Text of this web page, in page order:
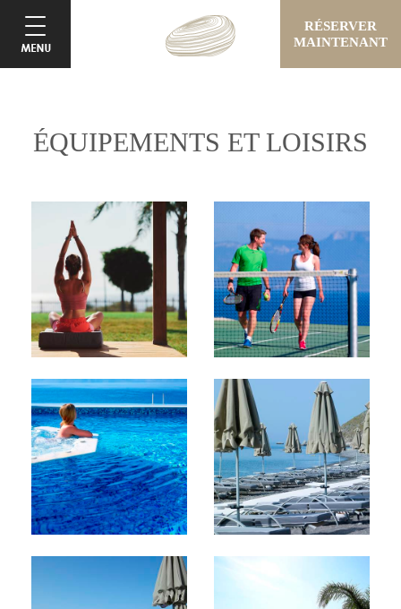
RÉSERVER
MAINTENANT
ÉQUIPEMENTS ET LOISIRS